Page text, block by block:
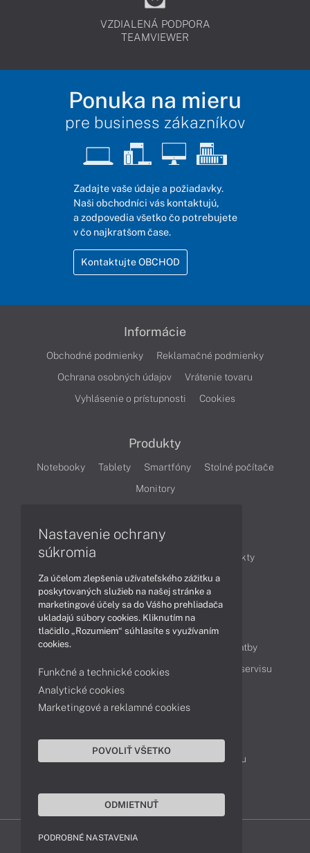
VZDIALENÁ PODPORA
TEAMVIEWER
Ponuka na mieru
pre business zákazníkov
Zadajte vaše údaje a požiadavky.
Naši obchodníci vás kontaktujú,
a zodpovedia všetko čo potrebujete
v čo najkratšom čase.
Kontaktujte OBCHOD
Informácie
Obchodné podmienky
Reklamačné podmienky
Ochrana osobných údajov
Vrátenie tovaru
Vyhlásenie o prístupnosti
Cookies
Produkty
Notebooky Tablety Smartfóny
Stolné počítače
Monitory
Články
Obchodné informácie
Produkty
Technológie
Videá
Obsah
Ako nakupovať
Možnosti doručenia a platby
Podpora a servis
Servisné služby Cenník servisu
Kontakty
043 4224 771
Obchodné oddelenie
Reklamácia tovaru
Nastavenie ochrany
súkromia
Za účelom zlepšenia užívateľského zážitku a
poskytovaných služieb na našej stránke a
marketingové účely sa do Vášho prehliadača
ukladajú súbory cookies. Kliknutím na
tlačidlo „Rozumiem“ súhlasíte s využívaním
cookies.
Funkčné a technické cookies
Analytické cookies
Marketingové a reklamné cookies
POVOLIŤ VŠETKO
ODMIETNUŤ
PODROBNÉ NASTAVENIA